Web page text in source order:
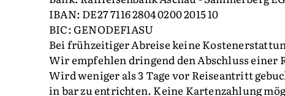
IBAN: DE27 7116 2804 0200 2015 10
BIC: GENODEF1ASU
Bei frühzeitiger Abreise keine
Wir empfehlen dringend den Abschluss
Wird weniger als 3 Tage vor Reiseantritt
in bar zu entrichten. Keine Kartenzahlung